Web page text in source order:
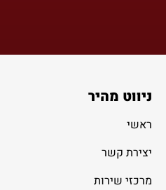
ניווט מהיר
ראשי
יצירת קשר
מרכזי שירות